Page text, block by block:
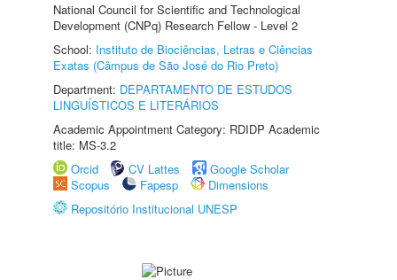
National Council for Scientific and Technological
Development (CNPq) Research Fellow - Level 2
School: Instituto de Biociências, Letras e Ciências
Exatas (Câmpus de São José do Rio Preto)
Department: DEPARTAMENTO DE ESTUDOS
LINGUÍSTICOS E LITERÁRIOS
Academic Appointment Category: RDIDP Academic
title: MS-3.2
Orcid
CV Lattes
Google Scholar
Scopus
Fapesp
Dimensions
Repositório Institucional UNESP